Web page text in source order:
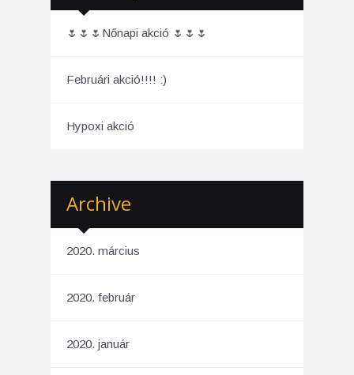
🌷🌷🌷Nőnapi akció 🌷🌷🌷
Februári akció!!!! :)
Hypoxi akció
Archive
2020. március
2020. február
2020. január